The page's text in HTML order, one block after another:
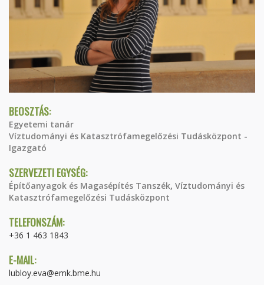
BEOSZTÁS:
Egyetemi tanár
Víztudományi és Katasztrófamegelőzési Tudásközpont -
Igazgató
SZERVEZETI EGYSÉG:
Építőanyagok és Magasépítés Tanszék, Víztudományi és
Katasztrófamegelőzési Tudásközpont
TELEFONSZÁM:
+36 1 463 1843
E-MAIL:
lubloy.eva@emk.bme.hu